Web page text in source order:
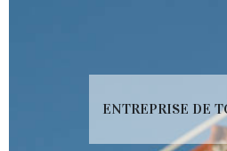
ENTREPRISE DE